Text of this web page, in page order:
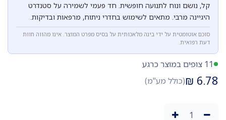
קל, נושם ונוח לתנועה חופשית. חד פעמי לשמירה על סטנדרט
היגיינה מרבי. מתאים לשימוש בחדרי ניתוח, מרפאות ובדיקות.
סוכם אוטומטית על ידי בינה מלאכותית על בסיס מפרט המוצר. אינו מהווה חוות
דעת רפואית.
11 צופים במוצר כרגע
6.78
₪(כולל מע"מ)